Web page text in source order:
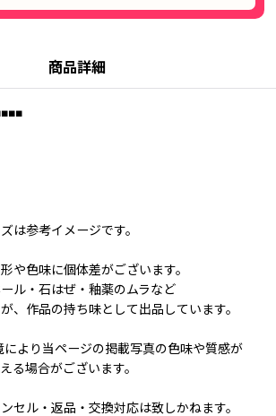
商品詳細
は参考イメージです。
や色味に個体差がございます。
ル・石はぜ・釉薬のムラなど
、作品の持ち味として出品しています。
より当ページの掲載写真の色味や質感が
る場合がございます。
セル・返品・交換対応は致しかねます。